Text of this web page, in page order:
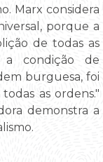
Marx considera
porque a
de todas as
a condição de
burguesa, foi
as ordens."
demonstra a